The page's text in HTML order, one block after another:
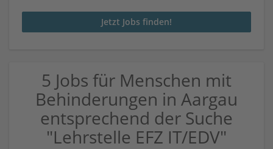
5 Jobs für Menschen mit
Behinderungen in Aargau
entsprechend der Suche
"Lehrstelle EFZ IT/EDV"